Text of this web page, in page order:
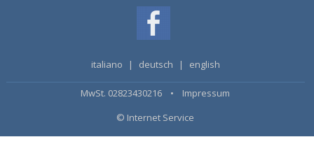
italiano | deutsch | english
MwSt. 02823430216 • Impressum
© Internet Service